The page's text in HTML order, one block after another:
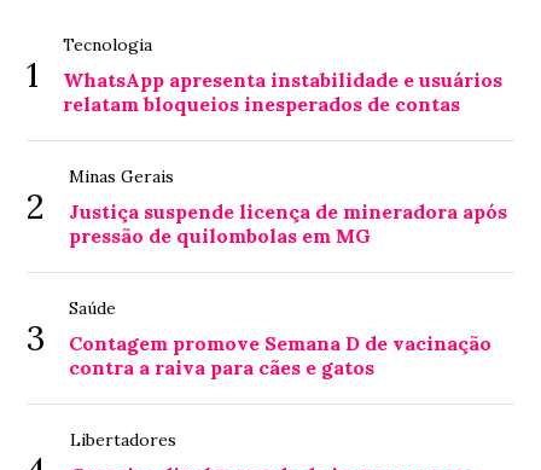
1
Tecnologia
WhatsApp apresenta instabilidade e usuários
relatam bloqueios inesperados de contas
2
Minas Gerais
Justiça suspende licença de mineradora após
pressão de quilombolas em MG
3
Saúde
Contagem promove Semana D de vacinação
contra a raiva para cães e gatos
Libertadores